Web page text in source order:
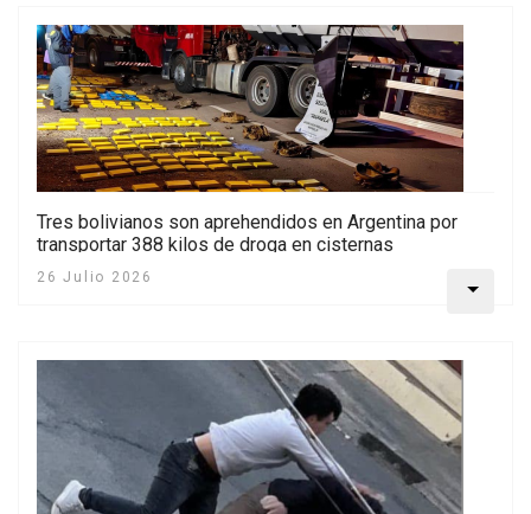
Tres bolivianos son aprehendidos en Argentina por
transportar 388 kilos de droga en cisternas
26 Julio 2026